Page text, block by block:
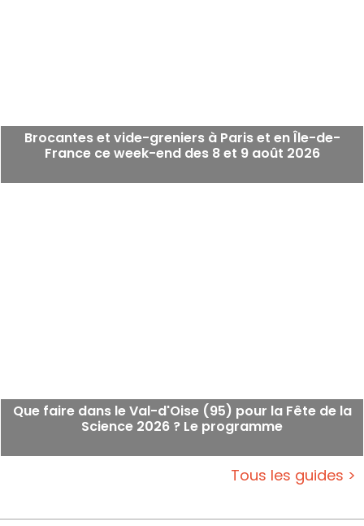
Brocantes et vide-greniers à Paris et en Île-de-
France ce week-end des 8 et 9 août 2026
Que faire dans le Val-d'Oise (95) pour la Fête de la
Science 2026 ? Le programme
Tous les guides >